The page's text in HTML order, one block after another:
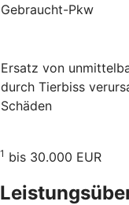
Gebraucht-Pkw
Ersatz von
durch Tierbiss
Schäden
1 bis 30.000 EUR